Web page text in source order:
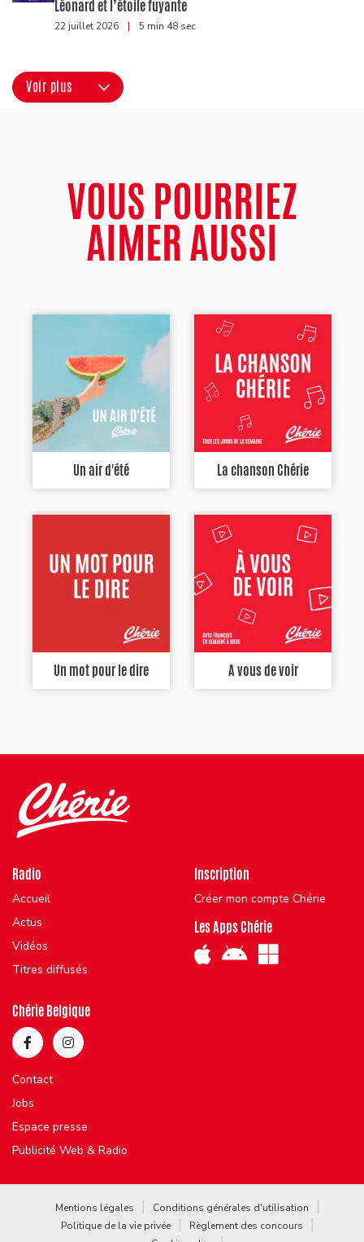
Léonard et l’étoile fuyante
22 juillet 2026 | 5 min 48 sec
Voir plus
VOUS POURRIEZ
AIMER AUSSI
Un air d'été La chanson Chérie
Un mot pour le dire A vous de voir
Radio
Accueil
Actus
Vidéos
Titres diffusés
Inscription
Créer mon compte Chérie
Les Apps Chérie
Chérie Belgique
Contact
Jobs
Espace presse
Publicité Web & Radio
Mentions légales
Conditions générales d'utilisation
Politique de la vie privée
Règlement des concours